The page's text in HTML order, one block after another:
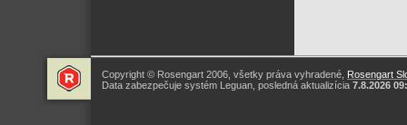
Copyright © Rosengart 2006, všetky práva vyhradené, Rosengart
Data zabezpečuje systém Leguan, posledná aktualizícia 7.8.2026